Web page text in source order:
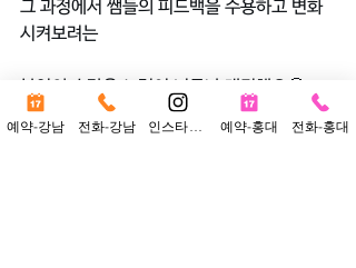
그 과정에서 쌤들의 피드백을 수용하고 변화
시켜보려는
본인의 수많은 노력이 너무나 대견해요🥹🩷
사실 시험장에서 기량을 다 뽐내고 올 수 있을
예약-강남 전화-강남 예약-홍대 전화-홍대